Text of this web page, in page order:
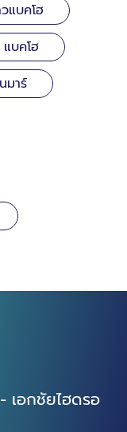
แบคโฮ
บคโฮ
มาร์
เอกชัยไฮดรอ